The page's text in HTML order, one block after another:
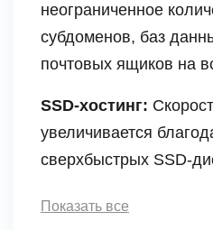
неограниченное
субдоменов, баз
почтовых ящиков на
SSD-хостинг:
увеличивается
сверхбыстрых SSD-
Показать все